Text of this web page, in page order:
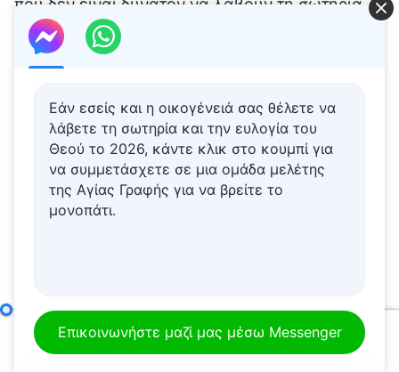
Εάν εσείς και η οικογένειά σας θέλετε να
λάβετε τη σωτηρία και την ευλογία του
Θεού το 2026, κάντε κλικ στο κουμπί για
να συμμετάσχετε σε μια ομάδα μελέτης
της Αγίας Γραφής για να βρείτε το
μονοπάτι.
Επικοινωνήστε μαζί μας μέσω Messenger